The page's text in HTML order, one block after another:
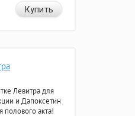
Купить
Левитра для
и Дапоксетин
полового акта!